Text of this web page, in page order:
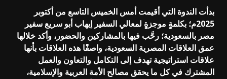
بدأت الندوة التي أقيمت أمس الخميس التاسع من أكتوبر
2025م؛ بكلمةٍ موجزةٍ لمعالي السفير إيهاب أبو سريع سفير
مصر بالسعودية؛ رحَّب فيها بالمشاركين والحضور، وأكد خلالها
عمق العلاقات المصرية السعودية، واصفًا هذه العلاقات بأنها
علاقات استراتيجية تهدف إلى التكامل والتعاون والعمل
المشترك في كل ما يحقق مصالح الأمة العربية والإسلامية،